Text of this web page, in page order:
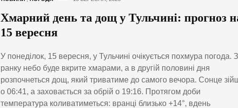
Хмарний день та дощ у Тульчині: прогноз
15 вересня
У понеділок, 15 вересня, у Тульчині очікується похмура погода. З
ранку небо буде вкрите хмарами, а в другій половині дня
розпочнеться дощ, який триватиме до самого вечора. Сонце
о 06:41, а заховається за обрій о 19:16. Протягом доби
температура коливатиметься: вранці близько +14°, вдень